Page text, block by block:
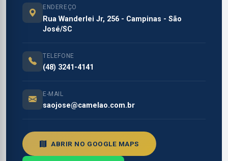
ENDEREÇO
Rua Wanderlei Jr, 256 - Campinas - São
José/SC
TELEFONE
(48) 3241-4141
E-MAIL
saojose@camelao.com.br
ABRIR NO GOOGLE MAPS